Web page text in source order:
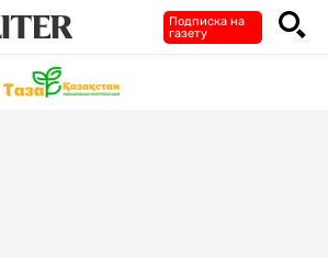
Подписка на
газету